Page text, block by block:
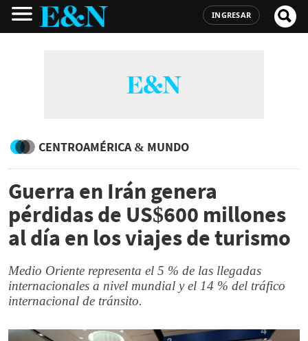
INGRESAR
CENTROAMÉRICA & MUNDO
Guerra en Irán genera
pérdidas de US$600 millones
al día en los viajes de turismo
Medio Oriente representa el 5 % de las llegadas
internacionales a nivel mundial y el 14 % del tráfico
internacional de tránsito.